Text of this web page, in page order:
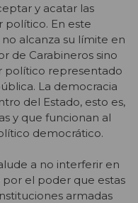
y acatar las
político. En este
alcanza su límite en
de Carabineros sino
político representado
La democracia
del Estado, esto es,
y que funcionan al
democrático.
a no interferir en
el poder que estas
armadas